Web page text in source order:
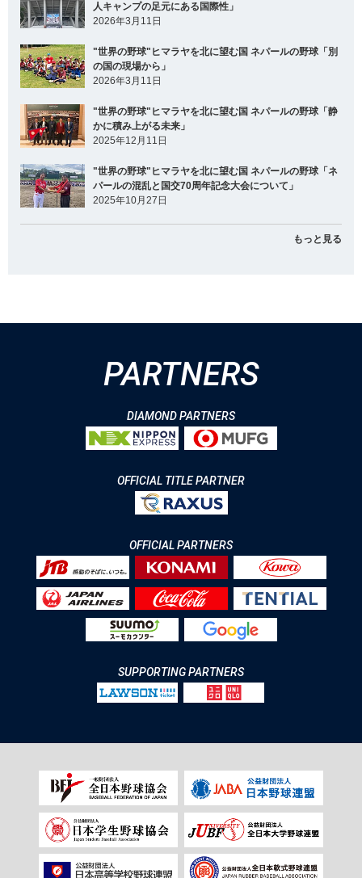
人キャンプの足元にある国際性」
2026年3月11日
"世界の野球"ヒマラヤを北に望む国 ネパールの野球「別
の国の現場から」
2026年3月11日
"世界の野球"ヒマラヤを北に望む国 ネパールの野球「静
かに積み上がる未来」
2025年12月11日
"世界の野球"ヒマラヤを北に望む国 ネパールの野球「ネ
パールの混乱と国交70周年記念大会について」
2025年10月27日
もっと見る
PARTNERS
DIAMOND PARTNERS
OFFICIAL TITLE PARTNER
OFFICIAL PARTNERS
SUPPORTING PARTNERS